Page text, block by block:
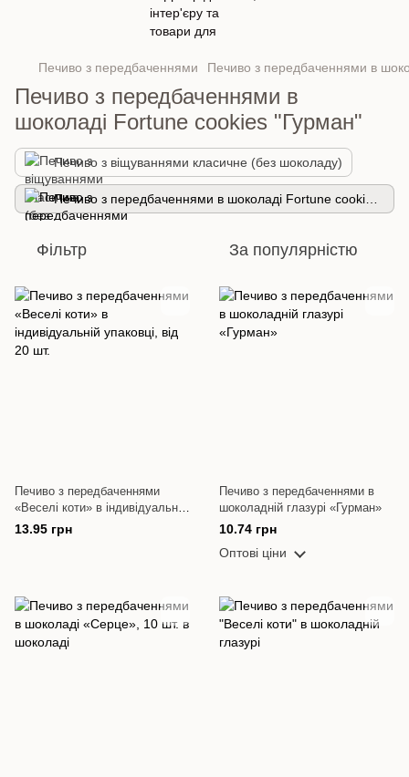
Печиво з передбаченнями Печиво з передбаченнями в
Печиво з передбаченнями в
шоколаді Fortune cookies "Гурман"
Печиво з віщуваннями класичне (без шоколаду)
Фільтр За популярністю
Печиво з передбаченнями
«Веселі коти» в індивідуальній
упаковці, від 20 шт.
13.95 грн
Печиво з передбаченнями в
шоколадній глазурі «Гурман»
10.74 грн
Оптові ціни